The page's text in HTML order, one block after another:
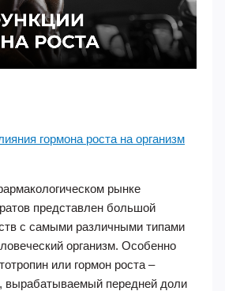
гормона роста на организм
рынке
представлен большой
с самыми различными типами
организм. Особенно
или гормон роста –
вырабатываемый передней доли